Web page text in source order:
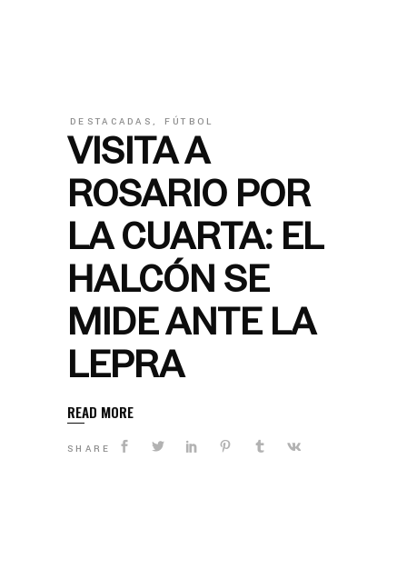
DESTACADAS , FÚTBOL
VISITA A
ROSARIO POR
LA CUARTA: EL
HALCÓN SE
MIDE ANTE LA
LEPRA
READ MORE
SHARE